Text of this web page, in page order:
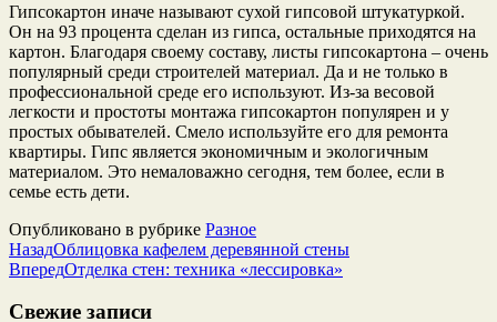
Гипсокартон иначе называют сухой гипсовой штукатуркой.
Он на 93 процента сделан из гипса, остальные приходятся на
картон. Благодаря своему составу, листы гипсокартона – очень
популярный среди строителей материал. Да и не только в
профессиональной среде его используют. Из-за весовой
легкости и простоты монтажа гипсокартон популярен и у
простых обывателей. Смело используйте его для ремонта
квартиры. Гипс является экономичным и экологичным
материалом. Это немаловажно сегодня, тем более, если в
семье есть дети.
Опубликовано в рубрике Разное
НазадОблицовка кафелем деревянной стены
ВпередОтделка стен: техника «лессировка»
Свежие записи